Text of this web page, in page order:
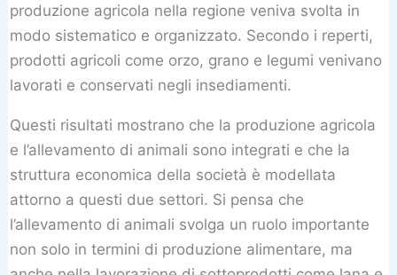
produzione agricola nella regione veniva svolta in
modo sistematico e organizzato. Secondo i reperti,
prodotti agricoli come orzo, grano e legumi venivano
lavorati e conservati negli insediamenti.
Questi risultati mostrano che la produzione agricola
e l’allevamento di animali sono integrati e che la
struttura economica della società è modellata
attorno a questi due settori. Si pensa che
l’allevamento di animali svolga un ruolo importante
non solo in termini di produzione alimentare, ma